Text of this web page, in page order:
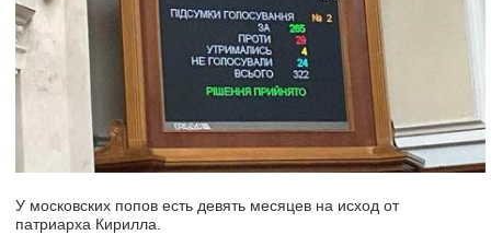
У московских попов есть девять месяцев на исход от
патриарха Кирилла.